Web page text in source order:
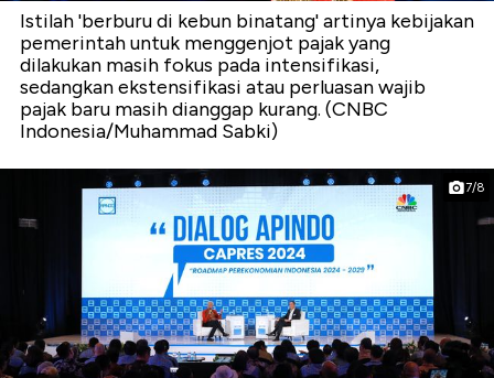
Istilah 'berburu di kebun binatang' artinya kebijakan
pemerintah untuk menggenjot pajak yang
dilakukan masih fokus pada intensifikasi,
sedangkan ekstensifikasi atau perluasan wajib
pajak baru masih dianggap kurang. (CNBC
Indonesia/Muhammad Sabki)
7/8